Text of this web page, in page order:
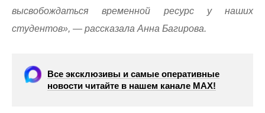
высвобождаться временной ресурс у наших
студентов», — рассказала Анна Багирова.
Все эксклюзивы и самые оперативные
новости читайте в нашем канале МАХ!